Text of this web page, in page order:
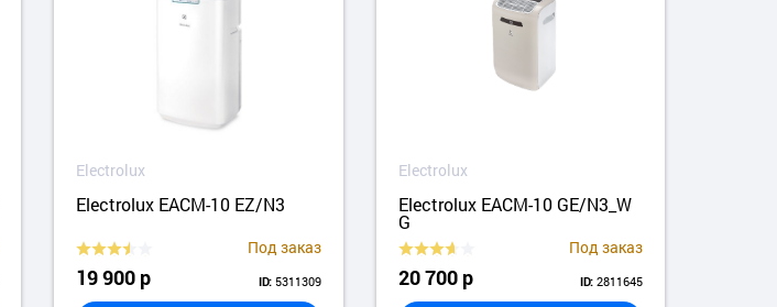
Electrolux
Electrolux EACM-10 EZ/N3
Под заказ
19 900 р ID: 5311309
Electrolux
Electrolux EACM-10 GE/N3_W
G
Под заказ
20 700 р ID: 2811645